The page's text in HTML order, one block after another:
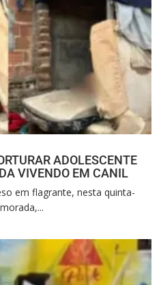
ADOLESCENTE
VIVENDO EM CANIL
em flagrante, nesta quinta-